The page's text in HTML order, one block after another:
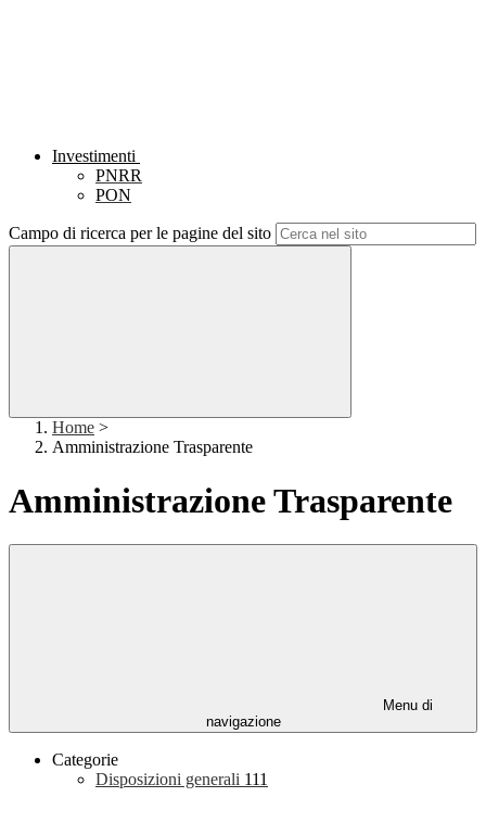
Investimenti
PNRR
PON
Campo di ricerca per le pagine del sito
Home >
Amministrazione Trasparente
Amministrazione Trasparente
Menu di
navigazione
Categorie
Disposizioni generali 111